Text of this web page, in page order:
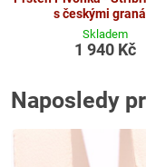
s českými
Skladem
1 940 Kč
Naposledy